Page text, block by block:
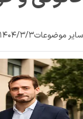
سایر موضوعات۱۴۰۴/۳/۳